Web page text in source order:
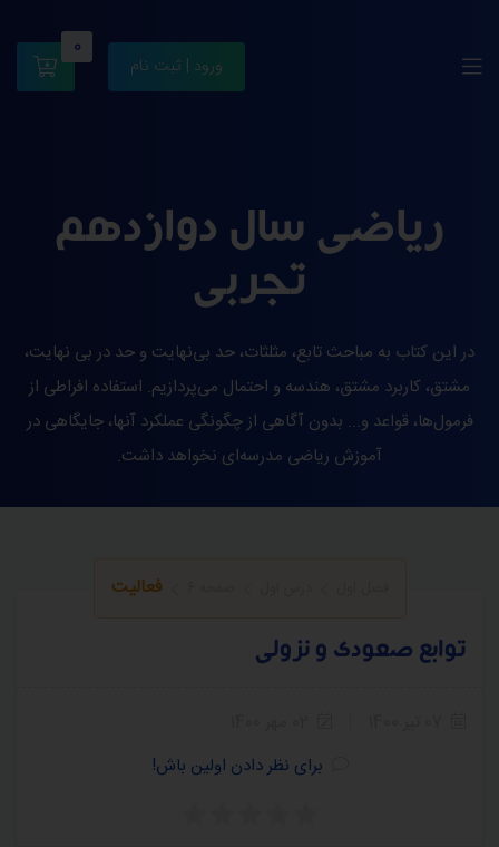
ورود | ثبت نام
0
ریاضی سال دوازدهم
تجربی
در این کتاب به مباحث تابع، مثلثات، حد بی‌نهایت و حد در بی نهایت،
مشتق، کاربرد مشتق، هندسه و احتمال می‌پردازیم. استفاده افراطی از
فرمول‌ها، قواعد و... بدون آگاهی از چگونگی عملکرد آنها، جایگاهی در
آموزش ریاضی مدرسه‌ای نخواهد داشت.
فعالیت
توابع صعودی و نزولی
برای نظر دادن اولین باش!